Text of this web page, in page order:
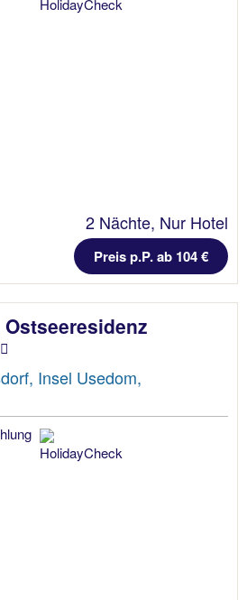
2 Nächte, Nur Hotel
Preis p.P. ab 104 €
Ostseeresidenz
Insel Usedom,